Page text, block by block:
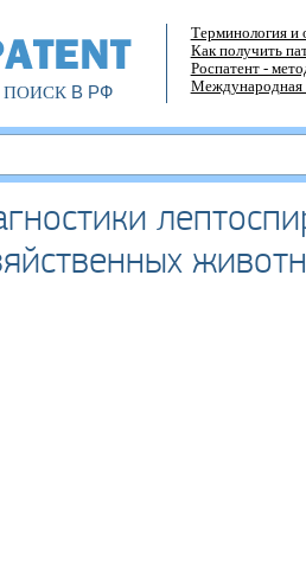
ПОИСКВ РФ
Терминология и
Как получить
Роспатент -
Международная